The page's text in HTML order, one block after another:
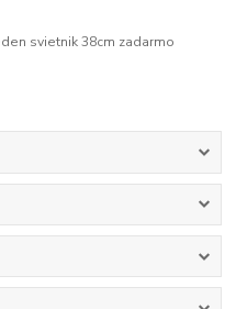
svietnik 38cm zadarmo